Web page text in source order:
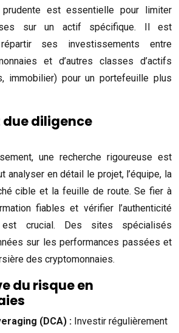
prudente est essentielle pour limiter
sur un actif spécifique. Il est
ses investissements entre
et d’autres classes d’actifs
immobilier) pour un portefeuille plus
due diligence
une recherche rigoureuse est
analyser en détail le projet, l’équipe, la
cible et la feuille de route. Se fier à
fiables et vérifier l’authenticité
crucial. Des sites spécialisés
sur les performances passées et
des cryptomonnaies.
du risque en
(DCA) : Investir régulièrement